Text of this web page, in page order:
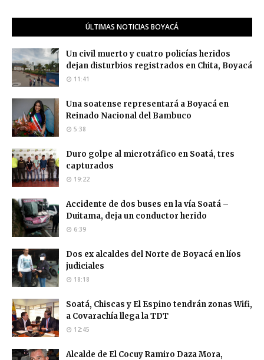
ÚLTIMAS NOTICIAS BOYACÁ
Un civil muerto y cuatro policías heridos
dejan disturbios registrados en Chita, Boyacá
11:41
Una soatense representará a Boyacá en
Reinado Nacional del Bambuco
5:38
Duro golpe al microtráfico en Soatá, tres
capturados
19:22
Accidente de dos buses en la vía Soatá –
Duitama, deja un conductor herido
6:39
Dos ex alcaldes del Norte de Boyacá en líos
judiciales
18:18
Soatá, Chiscas y El Espino tendrán zonas Wifi,
a Covarachía llega la TDT
12:45
Alcalde de El Cocuy Ramiro Daza Mora,